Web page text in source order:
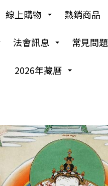
線上購物 熱銷商品
法會訊息 常見問題
2026年藏曆